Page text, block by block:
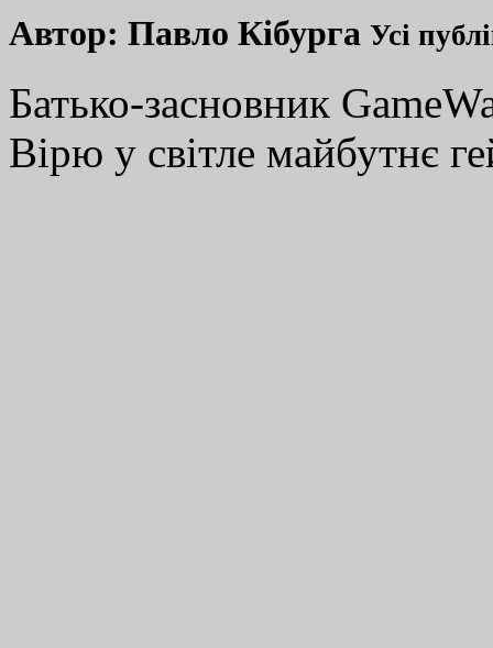
Автор: Павло Кібурга Усі
Батько-засновник
Вірю у світле майбутнє